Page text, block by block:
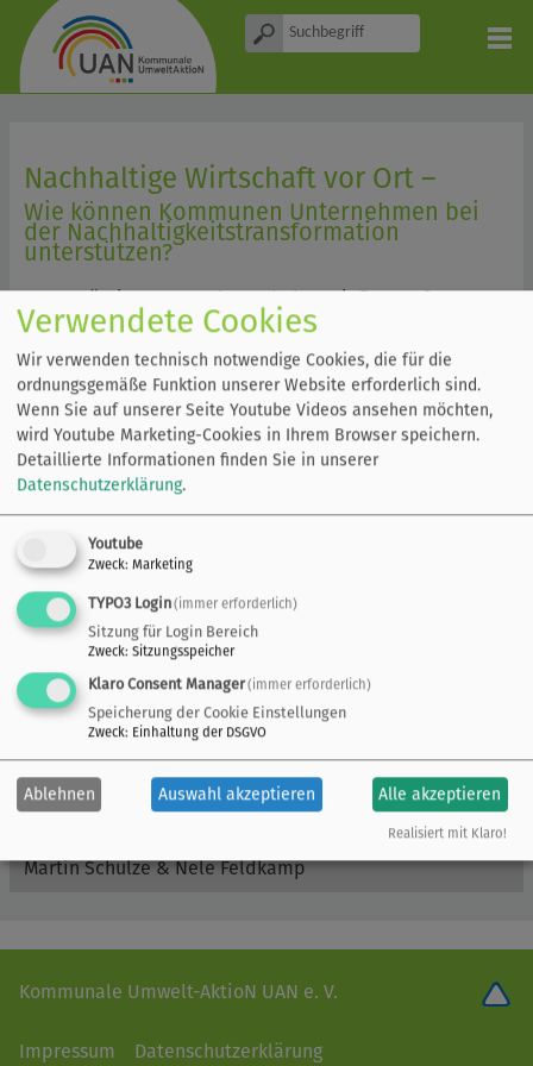
Nachhaltige Wirtschaft vor Ort –
Wie können Kommunen Unternehmen bei
der Nachhaltigkeitstransformation
unterstützen?
Ortsansässige Unternehmen haben Einfluss auf
Verkehrsaufkommen, CO2-Emissionen, Abfälle und
Biodiversität in der Kommune. Doch worauf müssen
Kommunen schauen, wenn Sie ein Unternehmen
hinsichtlich Nachhaltigkeit beraten oder ein
nachhaltiges Gewerbegebiet entwickeln möchten?
Welche Anreize können Sie setzen? In diesem Workshop
möchten wir Ihnen praktisches Handwerkszeug
Nachhaltigkeitstransformation unterstützen können.
Außerdem möchten wir gemeinsam diskutieren, wie die
veränderte Aufgabenstruktur Wirtschaftsförderungen
aussehen wird und wie sie gestaltet werden kann.
Referent*innen
Martin Schulze & Nele Feldkamp
Kommunale Umwelt-AktioN UAN e. V.
Impressum Datenschutzerklärung
Verwendete Cookies
Wir verwenden technisch notwendige Cookies, die für die
ordnungsgemäße Funktion unserer Website erforderlich sind.
Wenn Sie auf unserer Seite Youtube Videos ansehen möchten,
wird Youtube Marketing-Cookies in Ihrem Browser speichern.
Detaillierte Informationen finden Sie in unserer
Datenschutzerklärung.
Youtube
Zweck: Marketing
TYPO3 Login(immer erforderlich)
Sitzung für Login Bereich
Zweck: Sitzungsspeicher
Klaro Consent Manager(immer erforderlich)
Speicherung der Cookie Einstellungen
Zweck: Einhaltung der DSGVO
Ablehnen Auswahl akzeptieren Alle akzeptieren
Realisiert mit Klaro!